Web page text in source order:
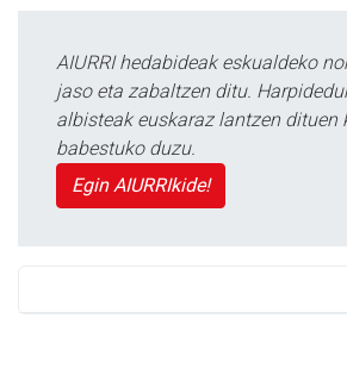
AIURRI hedabideak eskualdeko
jaso eta zabaltzen ditu.
albisteak euskaraz lantzen dituen
babestuko duzu.
Egin AIURRIkide!